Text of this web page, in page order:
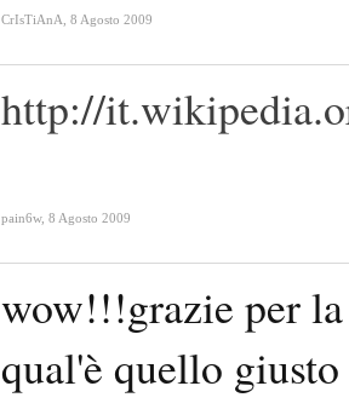
CrIsTiAnA 8 Agosto 2009
http://
pain6w, 8 Agosto 2009
wow!!!grazie per
qual'è quello